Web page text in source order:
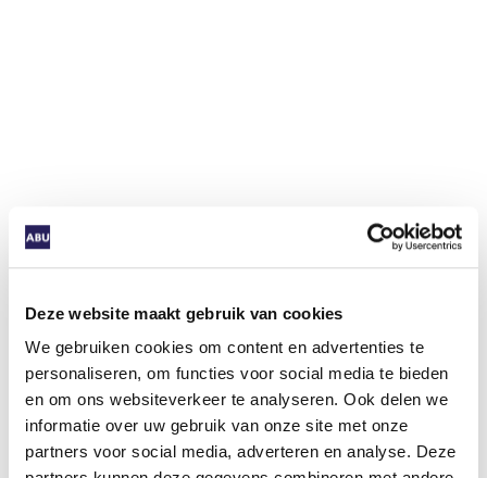
Deze website maakt gebruik van cookies
We gebruiken cookies om content en advertenties te
personaliseren, om functies voor social media te bieden
en om ons websiteverkeer te analyseren. Ook delen we
informatie over uw gebruik van onze site met onze
partners voor social media, adverteren en analyse. Deze